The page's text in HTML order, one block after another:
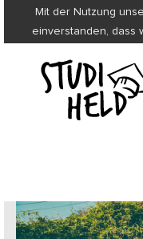
Mit der Nutzung
einverstanden, dass